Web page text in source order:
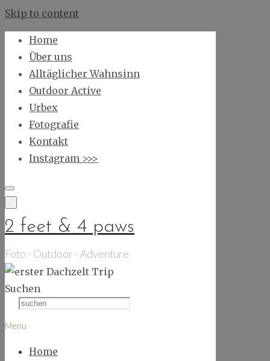
Skip to content
Home
Über uns
Alltäglicher Wahnsinn
Outdoor Active
Urbex
Fotografie
Kontakt
Instagram >>>
2 feet & 4 paws
Foto - Outdoor - Adventure
Suchen
Menu
Home